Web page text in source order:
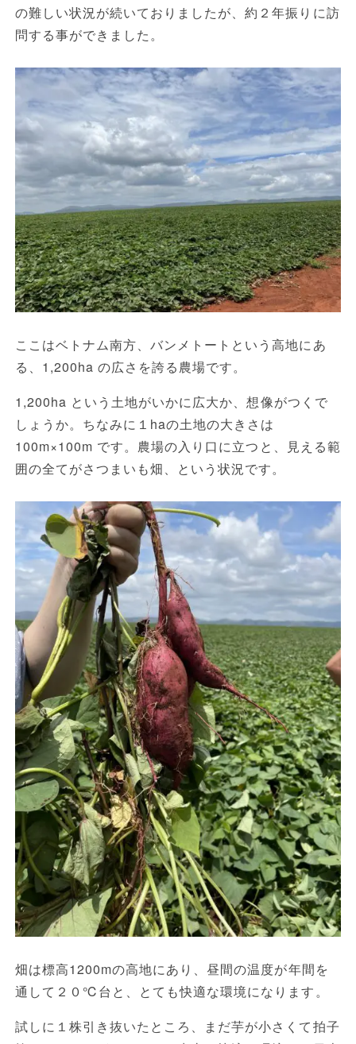
の難しい状況が続いておりましたが、約２年振りに訪
問する事ができました。
ここはベトナム南方、バンメトートという高地にあ
る、1,200ha の広さを誇る農場です。
1,200ha という土地がいかに広大か、想像がつくで
しょうか。ちなみに１haの土地の大きさは
100m×100m です。農場の入り口に立つと、見える範
囲の全てがさつまいも畑、という状況です。
畑は標高1200mの高地にあり、昼間の温度が年間を
通して２０℃台と、とても快適な環境になります。
試しに１株引き抜いたところ、まだ芋が小さくて拍子